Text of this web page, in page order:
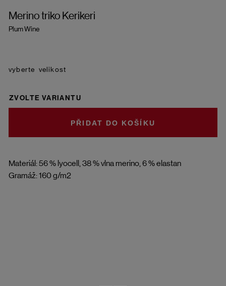
Merino triko Kerikeri
Plum Wine
Materiál: 56 % lyocell, 38 % vlna merino, 6 % elastan
Gramáž: 160 g/m2
velikost
ZVOLTE VARIANTU
DO KOŠÍKU